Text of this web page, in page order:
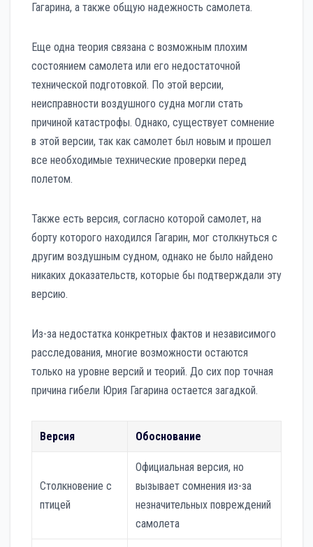
Гагарина, а также общую надежность самолета.
Еще одна теория связана с возможным плохим
состоянием самолета или его недостаточной
технической подготовкой. По этой версии,
неисправности воздушного судна могли стать
причиной катастрофы. Однако, существует сомнение
в этой версии, так как самолет был новым и прошел
все необходимые технические проверки перед
полетом.
Также есть версия, согласно которой самолет, на
борту которого находился Гагарин, мог столкнуться с
другим воздушным судном, однако не было найдено
никаких доказательств, которые бы подтверждали эту
версию.
Из-за недостатка конкретных фактов и независимого
расследования, многие возможности остаются
только на уровне версий и теорий. До сих пор точная
причина гибели Юрия Гагарина остается загадкой.
Версия Обоснование
Столкновение с
птицей
Официальная версия, но
вызывает сомнения из-за
незначительных повреждений
самолета